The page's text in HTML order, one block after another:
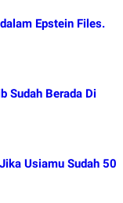
Epstein Files.
Sudah Berada Di
Usiamu Sudah 50